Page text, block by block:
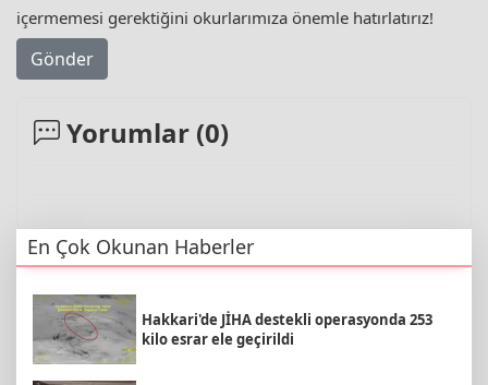
içermemesi gerektiğini okurlarımıza önemle hatırlatırız!
Gönder
Yorumlar (0)
En Çok Okunan Haberler
Hakkari'de JİHA destekli operasyonda 253
kilo esrar ele geçirildi